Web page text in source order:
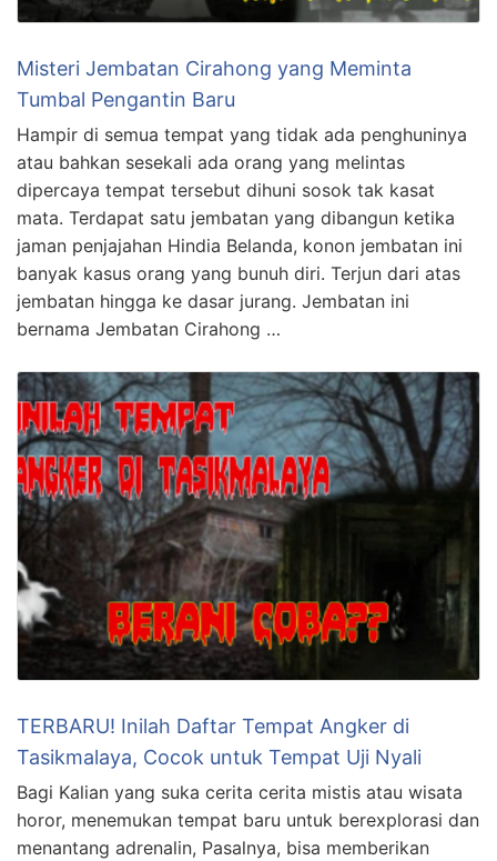
Misteri Jembatan Cirahong yang Meminta
Tumbal Pengantin Baru
Hampir di semua tempat yang tidak ada penghuninya
atau bahkan sesekali ada orang yang melintas
dipercaya tempat tersebut dihuni sosok tak kasat
mata. Terdapat satu jembatan yang dibangun ketika
jaman penjajahan Hindia Belanda, konon jembatan ini
banyak kasus orang yang bunuh diri. Terjun dari atas
jembatan hingga ke dasar jurang. Jembatan ini
bernama Jembatan Cirahong …
TERBARU! Inilah Daftar Tempat Angker di
Tasikmalaya, Cocok untuk Tempat Uji Nyali
Bagi Kalian yang suka cerita cerita mistis atau wisata
horor, menemukan tempat baru untuk berexplorasi dan
menantang adrenalin, Pasalnya, bisa memberikan